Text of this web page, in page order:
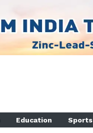
Education Sports